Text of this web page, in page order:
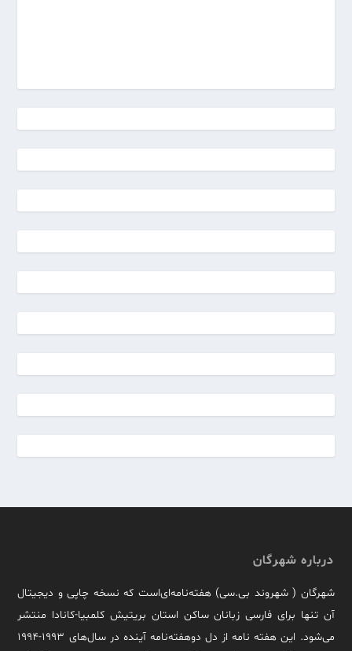
درباره شهرگان
شهرگان ( شهروند بی.سی) هفته‌نامه‌ای‌است که نسخه چاپی و دیجیتال
آن تنها برای فارسی زبانان ساکن استان بریتیش کلمبیا-کانادا منتشر
می‌شود. این هفته نامه از دل دوهفته‌نامه آینده در سال‌های ۱۹۹۳-۱۹۹۴